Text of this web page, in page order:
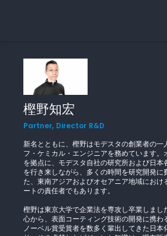
樫野知宏
Partner, Director R&D
新名とともに、樫野はモデスタの創業者の一
フ・ケミカル・エンジニアを務めています。
を拠点に、モデスタ自社の研究所および日本
を行き来しながら、多くの時間を研究開発に
た、東南アジアおよびオセアニア地域におけ
ートの責任者でもあります。
樫野は東京大学で企業法を専攻し卒業しまし
心から、表面コーティング技術の開発に携わ
ノーベル賞受賞者を数多く輩出してきた日本